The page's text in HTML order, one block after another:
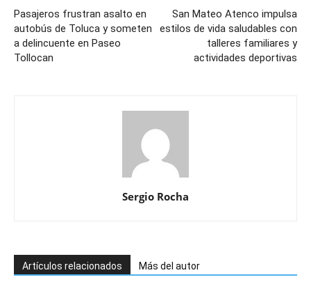
Pasajeros frustran asalto en
autobús de Toluca y someten
a delincuente en Paseo
Tollocan
San Mateo Atenco impulsa
estilos de vida saludables con
talleres familiares y
actividades deportivas
Sergio Rocha
Artículos relacionados Más del autor